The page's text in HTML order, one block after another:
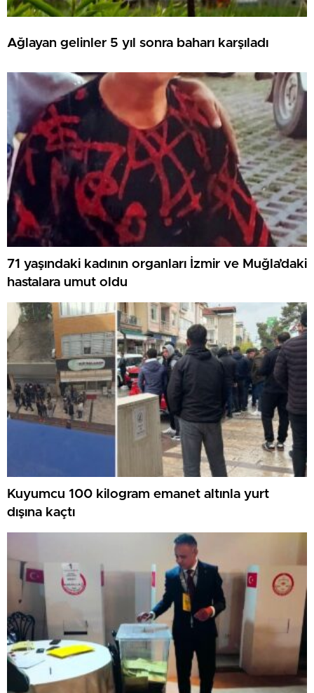
Ağlayan gelinler 5 yıl sonra baharı karşıladı
71 yaşındaki kadının organları İzmir ve Muğla’daki
hastalara umut oldu
Kuyumcu 100 kilogram emanet altınla yurt
dışına kaçtı